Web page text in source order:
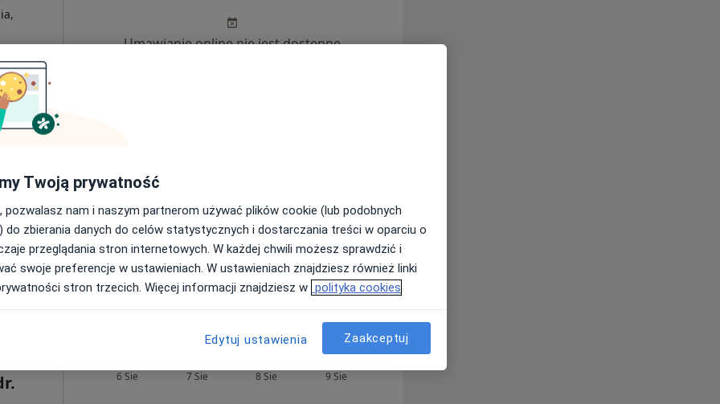
i n. o zdr.
Błotnicki
Umawianie online nie jest dostępne
6 Sie 7 Sie 8 Sie
Ndz,
9 Sie
Pon,
Twoją prywatność
pozwalasz nam i naszym partnerom używać plików cookie (lub podobnych
do zbierania danych do celów statystycznych i dostarczania treści w oparciu o
przeglądania stron internetowych. W każdej chwili możesz sprawdzić i
swoje preferencje w ustawieniach. W ustawieniach znajdziesz również linki
stron trzecich. Więcej informacji znajdziesz w polityka cookies
Edytuj ustawienia Zaakceptuj